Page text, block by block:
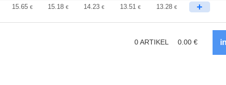
15.65€ 15.18€ 14.23€ 13.51 € 13.28 € +
0ARTIKEL 0.00 €